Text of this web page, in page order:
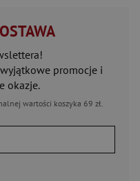
promocje i
okazje.
wartości koszyka 69 zł.